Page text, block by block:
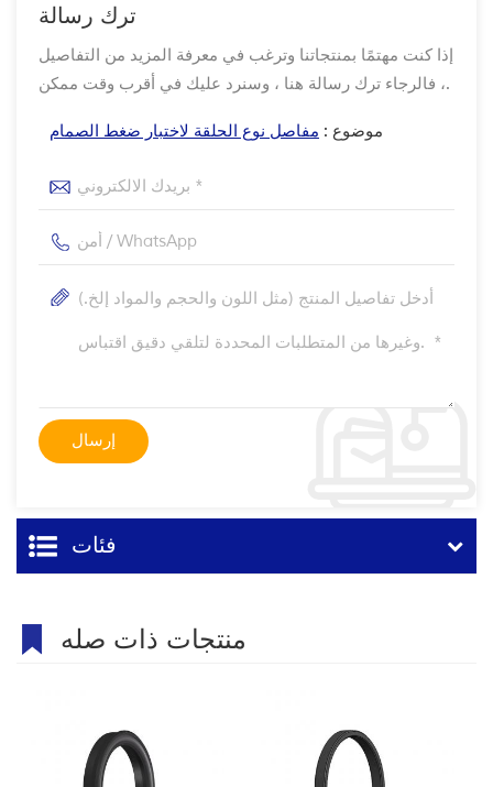
ترك رسالة
إذا كنت مهتمًا بمنتجاتنا وترغب في معرفة المزيد من التفاصيل
، فالرجاء ترك رسالة هنا ، وسنرد عليك في أقرب وقت ممكن.
موضوع : مفاصل نوع الحلقة لاختبار ضغط الصمام
فئات
منتجات ذات صله